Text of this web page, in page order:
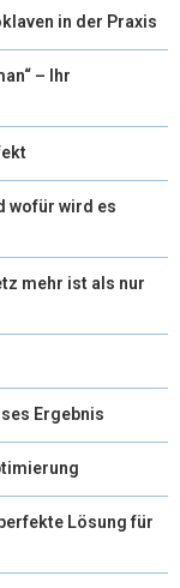
in der Praxis
– Ihr
wofür wird es
mehr ist als nur
Ergebnis
Lösung für